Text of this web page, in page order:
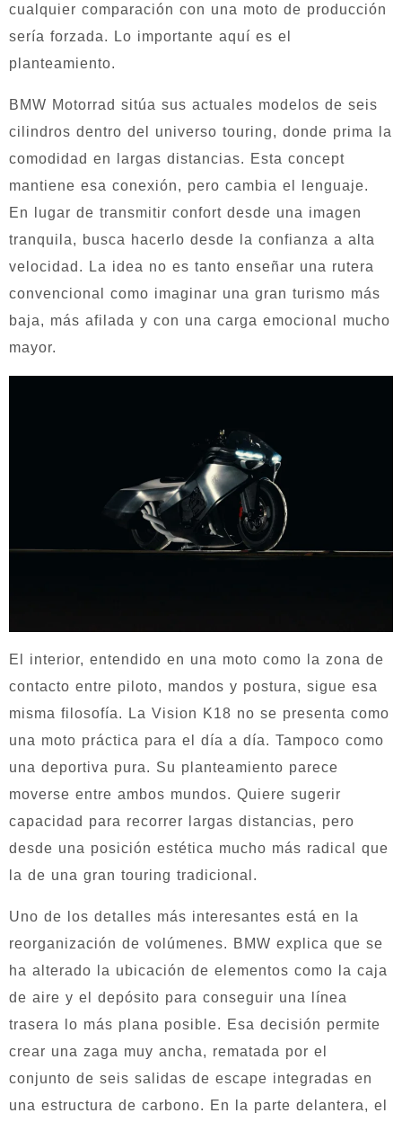
cualquier comparación con una moto de producción
sería forzada. Lo importante aquí es el
planteamiento.
BMW Motorrad sitúa sus actuales modelos de seis
cilindros dentro del universo touring, donde prima la
comodidad en largas distancias. Esta concept
mantiene esa conexión, pero cambia el lenguaje.
En lugar de transmitir confort desde una imagen
tranquila, busca hacerlo desde la confianza a alta
velocidad. La idea no es tanto enseñar una rutera
convencional como imaginar una gran turismo más
baja, más afilada y con una carga emocional mucho
mayor.
El interior, entendido en una moto como la zona de
contacto entre piloto, mandos y postura, sigue esa
misma filosofía. La Vision K18 no se presenta como
una moto práctica para el día a día. Tampoco como
una deportiva pura. Su planteamiento parece
moverse entre ambos mundos. Quiere sugerir
capacidad para recorrer largas distancias, pero
desde una posición estética mucho más radical que
la de una gran touring tradicional.
Uno de los detalles más interesantes está en la
reorganización de volúmenes. BMW explica que se
ha alterado la ubicación de elementos como la caja
de aire y el depósito para conseguir una línea
trasera lo más plana posible. Esa decisión permite
crear una zaga muy ancha, rematada por el
conjunto de seis salidas de escape integradas en
una estructura de carbono. En la parte delantera, el